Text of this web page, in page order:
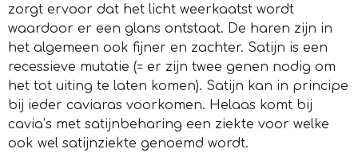
zorgt ervoor dat het licht weerkaatst wordt
waardoor er een glans ontstaat. De haren zijn in
het algemeen ook fijner en zachter. Satijn is een
recessieve mutatie (= er zijn twee genen nodig om
het tot uiting te laten komen). Satijn kan in principe
bij ieder caviaras voorkomen. Helaas komt bij
cavia’s met satijnbeharing een ziekte voor welke
ook wel satijnziekte genoemd wordt.